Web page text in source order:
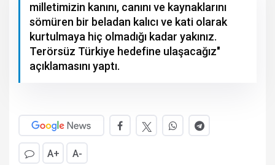
milletimizin kanını, canını ve kaynaklarını
sömüren bir beladan kalıcı ve kati olarak
kurtulmaya hiç olmadığı kadar yakınız.
Terörsüz Türkiye hedefine ulaşacağız"
açıklamasını yaptı.
A+ A-